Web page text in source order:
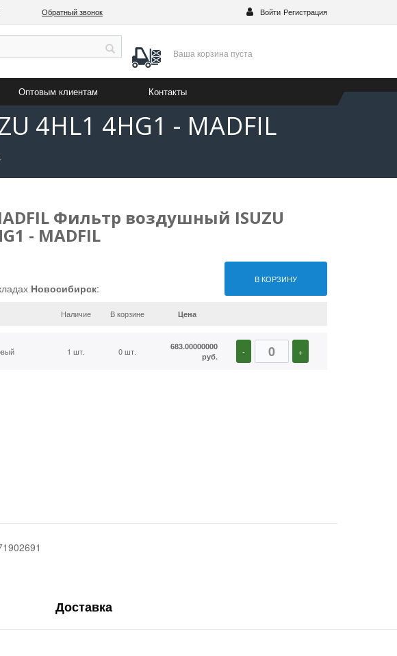
Обратный звонок Войти Регистрация
Ваша корзина пуста
Оптовым клиентам Контакты
4HL1 4HG1 - MADFIL
Фильтр воздушный ISUZU
- MADFIL
В КОРЗИНУ
Новосибирск:
Наличие В корзине Цена
1 шт. 0 шт.
683.00000000
руб.
- +
Доставка